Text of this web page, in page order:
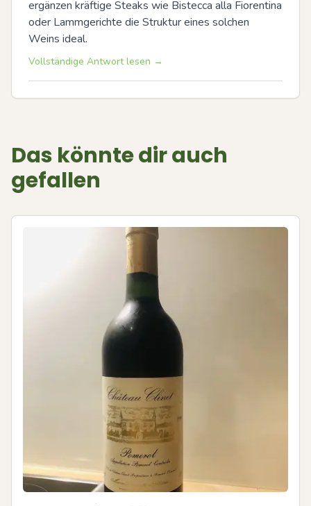
ergänzen kräftige Steaks wie Bistecca alla Fiorentina
oder Lammgerichte die Struktur eines solchen
Weins ideal.
Vollständige Antwort lesen →
Das könnte dir auch
gefallen